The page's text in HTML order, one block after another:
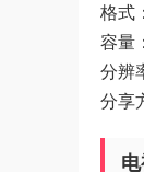
格式
容量
分辨
分享